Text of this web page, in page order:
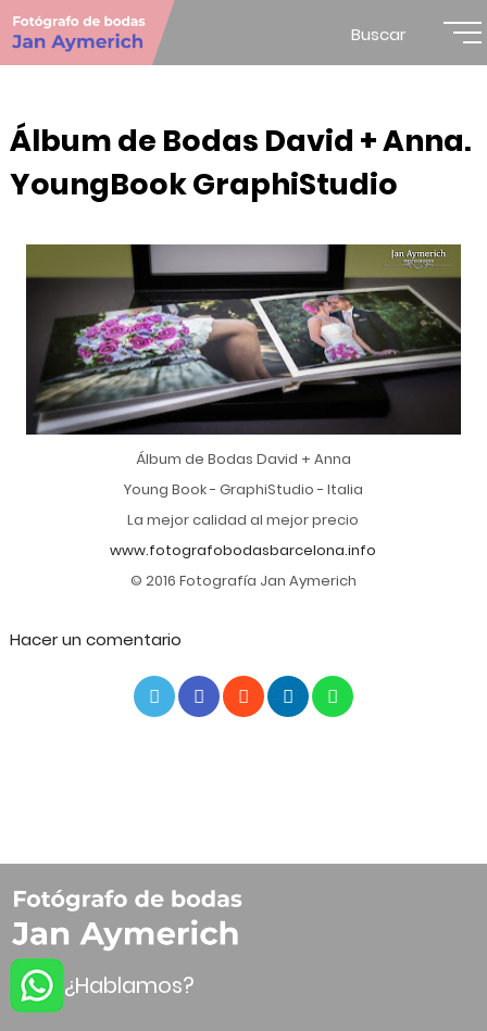
Buscar
Álbum de Bodas David + Anna.
YoungBook GraphiStudio
Álbum de Bodas David + Anna
Young Book - GraphiStudio - Italia
La mejor calidad al mejor precio
www.fotografobodasbarcelona.info
© 2016 Fotografía Jan Aymerich
Hacer un comentario
¿Hablamos?